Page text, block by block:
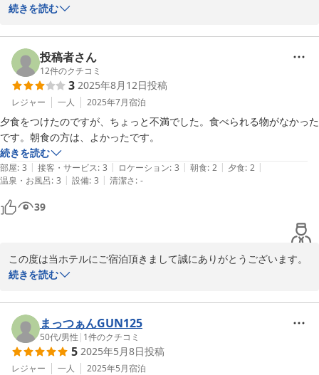
様に快適にお過ごしいただけるよう、今後の改善に努めてまいりま
す。
また、電子タバコの匂いについてもご指摘いただき、感謝いたしま
す。清掃や管理の徹底を図り、より良い環境を提供できるよう努力
いたします。
HOTELAZ
フロント
ＨＯＴＥＬ ＡＺ 熊本大津店
2025-12-07
続きを読む
投稿者さん
12件のクチコミ
3 2025年8月12日投稿
レジャー 一人 2025年7月宿泊
夕食をつけたのですが、ちょっと不満でした。食べられる物がなかった
です。朝食の方は、よかったです。
続きを読む
部屋: 3 | 接客・サービス: 3 | ロケーション: 3 | 朝食: 2 | 夕食: 2 |
温泉・お風呂: 3 | 設備: 3 | 清潔さ: -
39
この度は当ホテルにご宿泊頂きまして誠にありがとうございます。
夕食の関してご満足いただけなかった点、申し訳ございません。今
す。
お客様のまたのご来館を心よりお待ちしております。
2025-08-12
続きを読む
まっつぁんGUN125
50代/男性 | 1件のクチコミ
5 2025年5月8日投稿
レジャー 一人 2025年5月宿泊